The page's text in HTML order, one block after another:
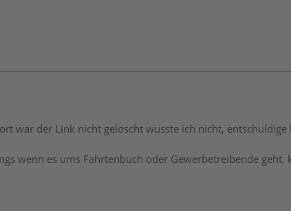
war der Link nicht gelöscht wusste ich nicht, entschuldige
wenn es ums Fahrtenbuch oder Gewerbetreibende